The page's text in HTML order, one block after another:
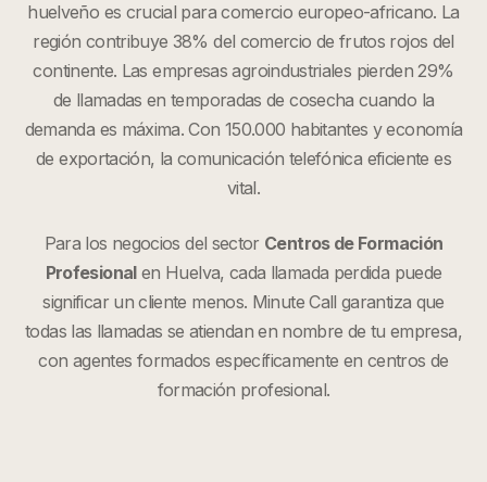
huelveño es crucial para comercio europeo-africano. La
región contribuye 38% del comercio de frutos rojos del
continente. Las empresas agroindustriales pierden 29%
de llamadas en temporadas de cosecha cuando la
demanda es máxima. Con 150.000 habitantes y economía
de exportación, la comunicación telefónica eficiente es
vital.
Para los negocios del sector Centros de Formación
Profesionalen Huelva, cada llamada perdida puede
significar un cliente menos. Minute Call garantiza que
todas las llamadas se atiendan en nombre de tu empresa,
con agentes formados específicamente en centros de
formación profesional.